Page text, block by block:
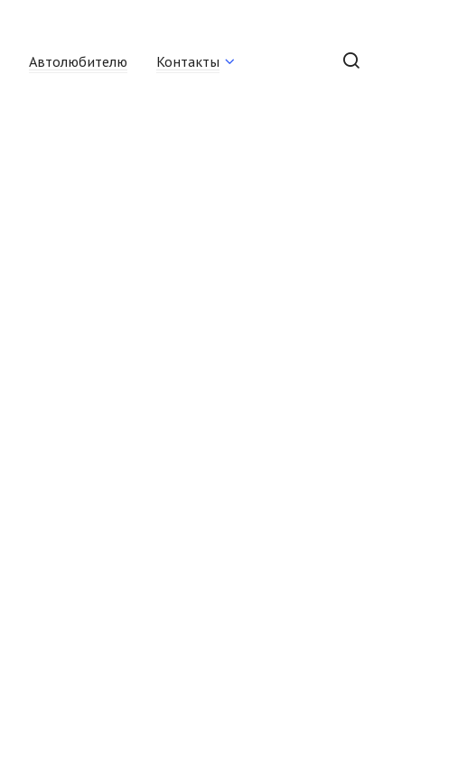
Автолюбителю Контакты